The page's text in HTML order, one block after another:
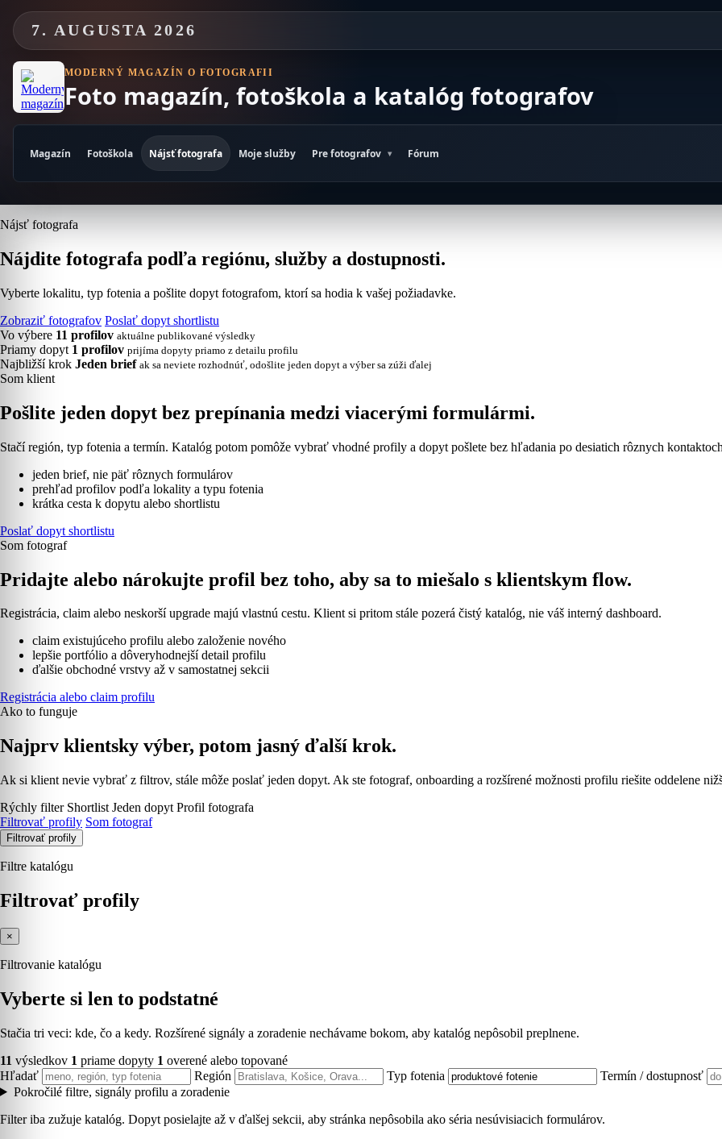
content7. AUGUSTA 2026
MODERNÝ MAGAZÍN O FOTOGRAFII
Foto magazín, fotoškola a katalóg fotografov
Magazín Fotoškola Nájsť fotografa Moje služby Pre fotografov Fórum
Nájsť fotografa
Nájdite fotografa podľa regiónu, služby a dostupnosti.
Vyberte lokalitu, typ fotenia a pošlite dopyt fotografom, ktorí sa hodia k vašej požiadavke.
Zobraziť fotografov Poslať dopyt shortlistu
Vo výbere 11 profilov aktuálne publikované výsledky
Priamy dopyt 1 profilov prijíma dopyty priamo z detailu profilu
Najbližší krok Jeden brief ak sa neviete rozhodnúť, odošlite jeden dopyt a výber sa zúži ďalej
Som klient
Pošlite jeden dopyt bez prepínania medzi viacerými formulármi.
Stačí región, typ fotenia a termín. Katalóg potom pomôže vybrať vhodné profily a dopyt pošlete bez hľadania po desiatich rôznych
jeden brief, nie päť rôznych formulárov
prehľad profilov podľa lokality a typu fotenia
krátka cesta k dopytu alebo shortlistu
Poslať dopyt shortlistu
Som fotograf
Pridajte alebo nárokujte profil bez toho, aby sa to miešalo s klientskym flow.
Registrácia, claim alebo neskorší upgrade majú vlastnú cestu. Klient si pritom stále pozerá čistý katalóg, nie váš interný dashboard.
claim existujúceho profilu alebo založenie nového
lepšie portfólio a dôveryhodnejší detail profilu
ďalšie obchodné vrstvy až v samostatnej sekcii
Registrácia alebo claim profilu
Ako to funguje
Najprv klientsky výber, potom jasný ďalší krok.
Ak si klient nevie vybrať z filtrov, stále môže poslať jeden dopyt. Ak ste fotograf, onboarding a rozšírené možnosti profilu riešite oddelene
Rýchly filter Shortlist Jeden dopyt Profil fotografa
Filtrovať profily Som fotograf
Filtrovať profily
Filtre katalógu
Filtrovať profily
×
Filtrovanie katalógu
Vyberte si len to podstatné
Stačia tri veci: kde, čo a kedy. Rozšírené signály a zoradenie nechávame bokom, aby katalóg nepôsobil preplnene.
11 výsledkov 1 priame dopyty 1 overené alebo topované
Hľadať
Región Typ fotenia
Termín / dostupnosť
Pokročilé filtre, signály profilu a zoradenie
Filter iba zužuje katalóg. Dopyt posielajte až v ďalšej sekcii, aby stránka nepôsobila ako séria nesúvisiacich formulárov.